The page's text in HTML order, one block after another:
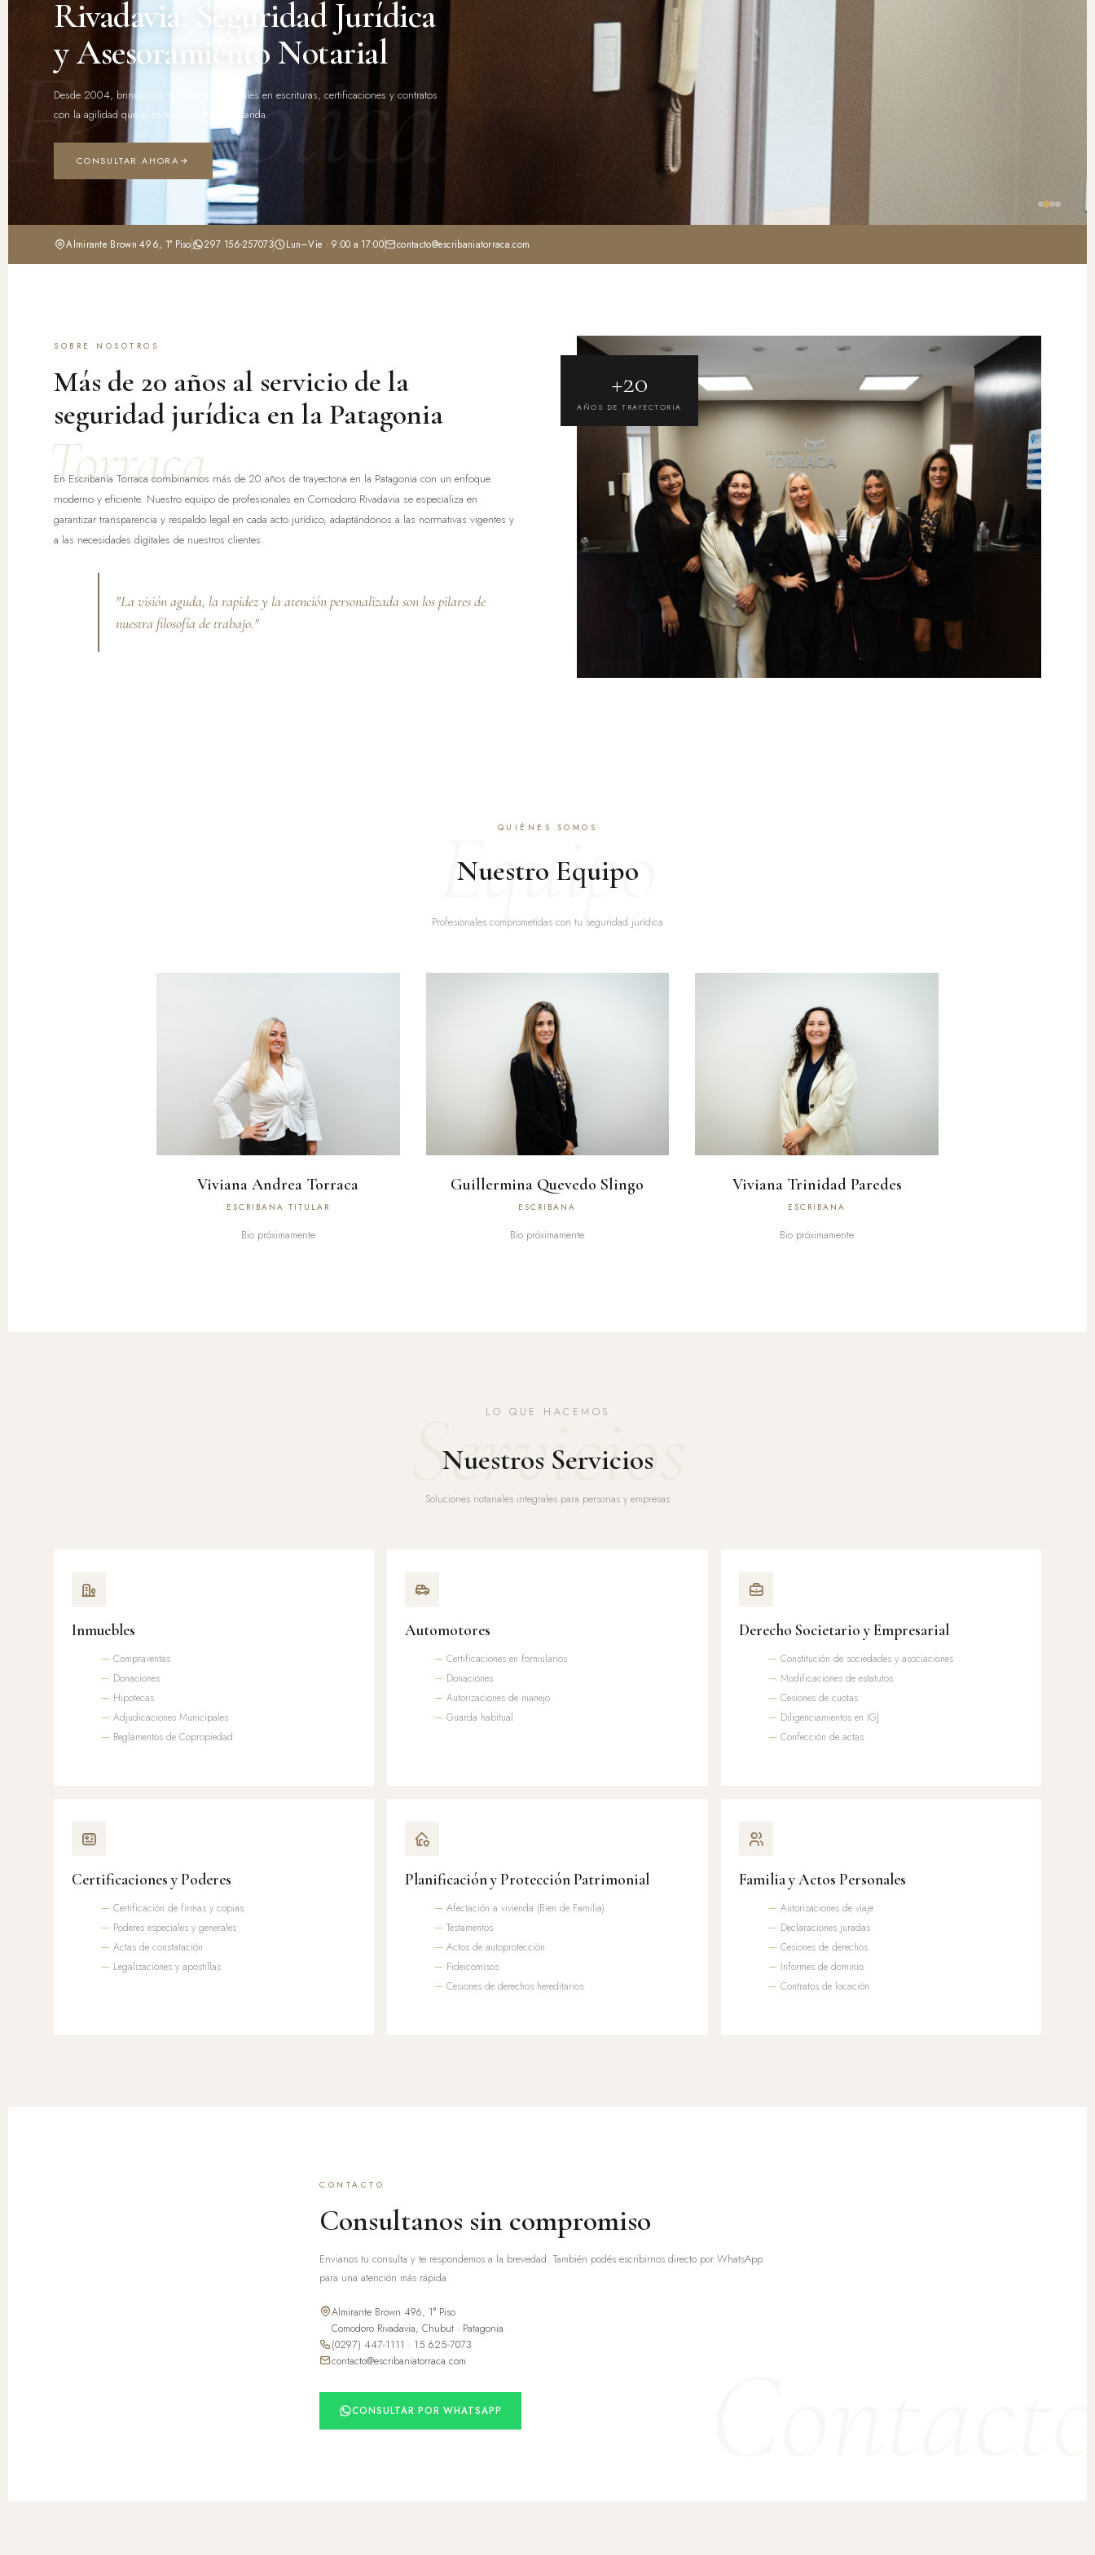
Fe pública
Rivadavia: Seguridad Jurídica
y Asesoramiento Notarial
Desde 2004, brindamos soluciones integrales en escrituras, certificaciones y contratos
con la agilidad que el escenario actual demanda.
CONSULTAR AHORA
Almirante Brown 496, 1° Piso 297 156-257073 Lun–Vie · 9:00 a 17:00 contacto@escribaniatorraca.com
SOBRE NOSOTROS
Más de 20 años al servicio de la
seguridad jurídica en la Patagonia
Torraca
En Escribanía Torraca combinamos más de 20 años de trayectoria en la Patagonia con un enfoque
moderno y eficiente. Nuestro equipo de profesionales en Comodoro Rivadavia se especializa en
garantizar transparencia y respaldo legal en cada acto jurídico, adaptándonos a las normativas vigentes y
a las necesidades digitales de nuestros clientes.
"La visión aguda, la rapidez y la atención personalizada son los pilares de
nuestra filosofía de trabajo."
+20
AÑOS DE TRAYECTORIA
Equipo
QUIÉNES SOMOS
Nuestro Equipo
Profesionales comprometidas con tu seguridad jurídica
Viviana Andrea Torraca
ESCRIBANA TITULAR
Bio próximamente
Guillermina Quevedo Slingo
ESCRIBANA
Bio próximamente
Viviana Trinidad Paredes
ESCRIBANA
Bio próximamente
Servicios
LO QUE HACEMOS
Nuestros Servicios
Soluciones notariales integrales para personas y empresas
Inmuebles
Compraventas
Donaciones
Hipotecas
Adjudicaciones Municipales
Reglamentos de Copropiedad
Automotores
Certificaciones en formularios
Donaciones
Autorizaciones de manejo
Guarda habitual
Derecho Societario y Empresarial
Constitución de sociedades y asociaciones
Modificaciones de estatutos
Cesiones de cuotas
Diligenciamientos en IGJ
Confección de actas
Certificaciones y Poderes
Certificación de firmas y copias
Poderes especiales y generales
Actas de constatación
Legalizaciones y apostillas
Planificación y Protección Patrimonial
Afectación a vivienda (Bien de Familia)
Testamentos
Actos de autoprotección
Fideicomisos
Cesiones de derechos hereditarios
Familia y Actos Personales
Autorizaciones de viaje
Declaraciones juradas
Cesiones de derechos
Informes de dominio
Contratos de locación
CONTACTO
Consultanos sin compromiso
Envianos tu consulta y te respondemos a la brevedad. También podés escribirnos directo por WhatsApp
para una atención más rápida.
Almirante Brown 496, 1° Piso
Comodoro Rivadavia, Chubut · Patagonia
(0297) 447-1111 · 15 625-7073
contacto@escribaniatorraca.com
CONSULTAR POR WHATSAPP